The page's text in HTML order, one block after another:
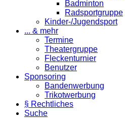
Badminton
Radsportgruppe
Kinder-/Jugendsport
... & mehr
Termine
Theatergruppe
Fleckenturnier
Benutzer
Sponsoring
Bandenwerbung
Trikotwerbung
§ Rechtliches
Suche